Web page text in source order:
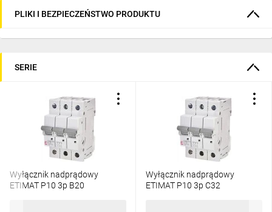
PLIKI I BEZPIECZEŃSTWO PRODUKTU
SERIE
Wyłącznik nadprądowy
ETIMAT P10 3p B20
Wyłącznik nadprądowy
ETIMAT P10 3p C32